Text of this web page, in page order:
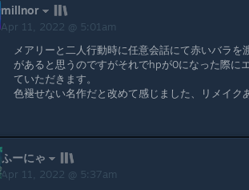
millnor
Apr 11, 2022 @ 5:01am
メアリーと二人行動時に任意会話にて赤いバラ
があると思うのですがそれでhpが0になった際に
ていただきます。
色褪せない名作だと改めて感じました、リメイク
ふーにゃ
Apr 11, 2022 @ 5:37am